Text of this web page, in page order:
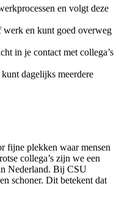
en volgt deze
werk en kunt goed overweg
in je contact met collega’s
dagelijks meerdere
fijne plekken waar mensen
collega’s zijn we een
Nederland. Bij CSU
schoner. Dit betekent dat